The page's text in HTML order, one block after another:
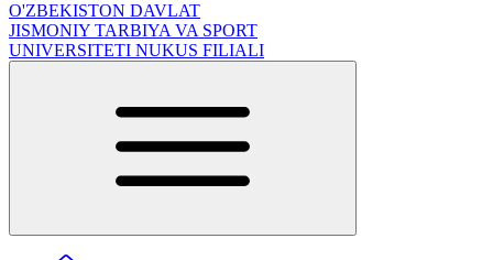
O'ZBEKISTON DAVLAT
JISMONIY TARBIYA VA SPORT
UNIVERSITETI NUKUS FILIALI